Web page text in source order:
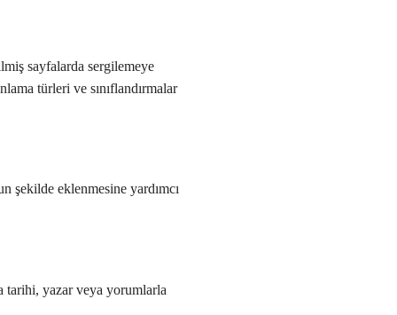
sayfalarda sergilemeye
türleri ve sınıflandırmalar
şekilde eklenmesine yardımcı
tarihi, yazar veya yorumlarla